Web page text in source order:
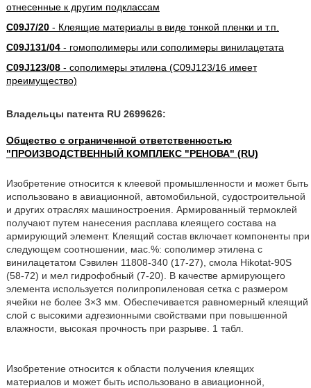
отнесенные к другим подклассам
C09J7/20- Клеящие материалы в виде тонкой пленки и т.п.
C09J131/04- гомополимеры или сополимеры винилацетата
C09J123/08- сополимеры этилена (C09J123/16 имеет
преимущество)
Владельцы патента RU 2699626:
Общество с ограниченной ответственностью
"ПРОИЗВОДСТВЕННЫЙ КОМПЛЕКС "РЕНОВА" (RU)
Изобретение относится к клеевой промышленности и может быть
использовано в авиационной, автомобильной, судостроительной
и других отраслях машиностроения. Армированный термоклей
получают путем нанесения расплава клеящего состава на
армирующий элемент. Клеящий состав включает компоненты при
следующем соотношении, мас.%: сополимер этилена с
винилацетатом Сэвилен 11808-340 (17-27), смола Hikotat-90S
(58-72) и мел гидрофобный (7-20). В качестве армирующего
элемента используется полипропиленовая сетка с размером
ячейки не более 3×3 мм. Обеспечивается равномерный клеящий
слой с высокими адгезионными свойствами при повышенной
влажности, высокая прочность при разрыве. 1 табл.
Изобретение относится к области получения клеящих
материалов и может быть использовано в авиационной,